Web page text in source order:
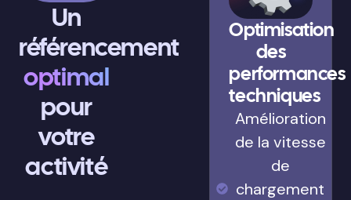
Un
référencement
optimal
pour
votre
activité
Optimisation
des
performances
techniques
Amélioration
de la vitesse
de
chargement